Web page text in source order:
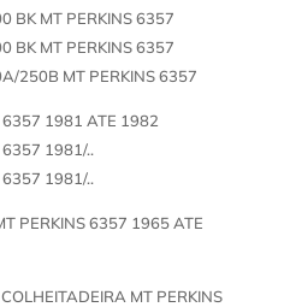
BK MT PERKINS 6357
BK MT PERKINS 6357
250B MT PERKINS 6357
6357 1981 ATE 1982
6357 1981/..
6357 1981/..
PERKINS 6357 1965 ATE
MT PERKINS